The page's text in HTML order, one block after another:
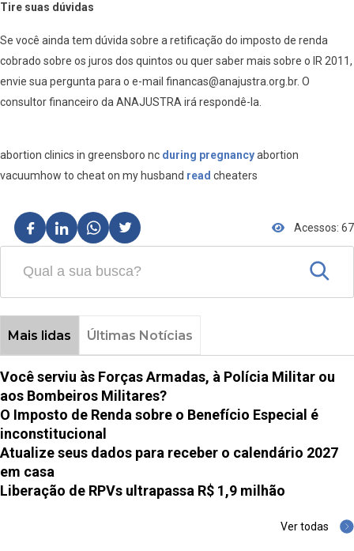
Tire suas dúvidas
Se você ainda tem dúvida sobre a retificação do imposto de renda
cobrado sobre os juros dos quintos ou quer saber mais sobre o IR 2011,
envie sua pergunta para o e-mail financas@anajustra.org.br. O
consultor financeiro da ANAJUSTRA irá respondê-la.
abortion clinics in greensboro nc during pregnancyabortion
vacuumhow to cheat on my husband read cheaters
Acessos: 67
Mais lidas Últimas Notícias
Você serviu às Forças Armadas, à Polícia Militar ou
aos Bombeiros Militares?
O Imposto de Renda sobre o Benefício Especial é
inconstitucional
Atualize seus dados para receber o calendário 2027
em casa
Liberação de RPVs ultrapassa R$ 1,9 milhão
Ver todas